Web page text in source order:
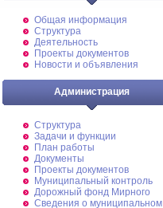
Общая информация
Структура
Деятельность
Проекты документов
Новости и объявления
Администрация
Структура
Задачи и функции
План работы
Документы
Проекты документов
Муниципальный контроль
Дорожный фонд Мирного
Cведения о муниципальном